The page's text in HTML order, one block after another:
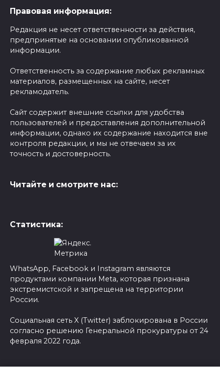
Правовая информация:
Редакция не несет ответственности за действия,
предпринятые на основании опубликованной
информации.
Ответственность за содержание любых рекламных
материалов, размещенных на сайте, несет
рекламодатель.
Сайт содержит внешние ссылки для удобства
пользователей и предоставления дополнительной
информации, однако их содержание находится вне
контроля редакции, и мы не отвечаем за их
точность и достоверность.
Читайте и смотрите нас:
Статистика:
WhatsApp, Facebook и Instagram являются
продуктами компании Meta, которая признана
экстремистской и запрещена на территории
России.
Социальная сеть X (Twitter) заблокирована в России
согласно решению Генеральной прокуратуры от 24
февраля 2022 года.